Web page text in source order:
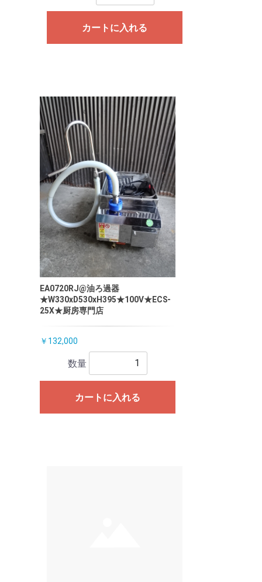
カートに入れる
EA0720RJ@油ろ過器
★W330xD530xH395★100V★ECS-
25X★厨房専門店
￥132,000
数量
カートに入れる